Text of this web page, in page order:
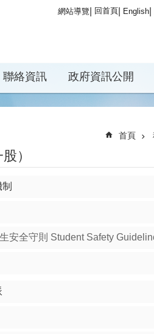
網站導覽 回首頁 English
聯絡資訊 政府資訊公開
首頁
）
安全守則 Student Safety